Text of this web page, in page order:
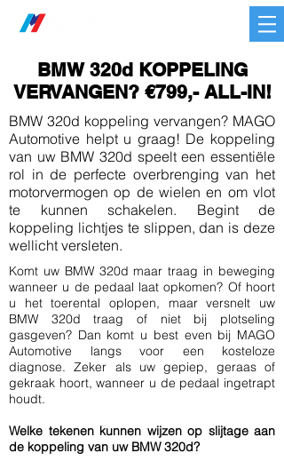
BMW 320d KOPPELING
VERVANGEN? €799,- ALL-IN!
BMW 320d koppeling vervangen? MAGO
Automotive helpt u graag! De koppeling
van uw BMW 320d speelt een essentiële
rol in de perfecte overbrenging van het
motorvermogen op de wielen en om vlot
te kunnen schakelen. Begint de
koppeling lichtjes te slippen, dan is deze
wellicht versleten.
Komt uw BMW 320d maar traag in beweging
wanneer u de pedaal laat opkomen? Of hoort
u het toerental oplopen, maar versnelt uw
BMW 320d traag of niet bij plotseling
gasgeven? Dan komt u best even bij MAGO
Automotive langs voor een kosteloze
diagnose. Zeker als uw gepiep, geraas of
gekraak hoort, wanneer u de pedaal ingetrapt
houdt.
Welke tekenen kunnen wijzen op slijtage aan
de koppeling van uw BMW 320d?